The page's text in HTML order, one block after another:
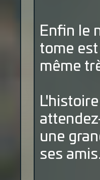
Enfin le
tome
même
une
ses